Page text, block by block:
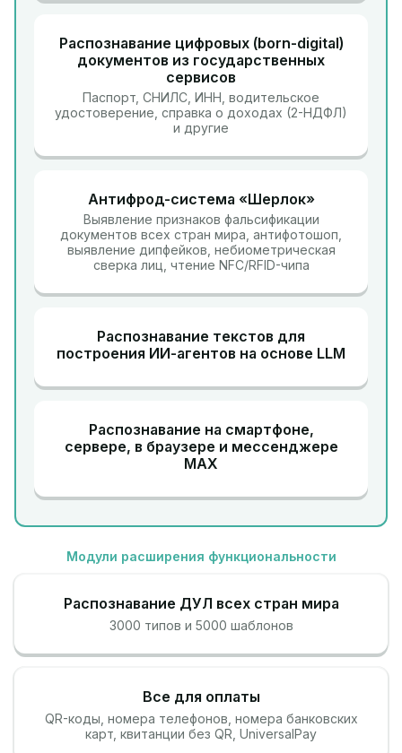
Распознавание цифровых (born-digital)
документов из государственных
сервисов
Паспорт, СНИЛС, ИНН, водительское
удостоверение, справка о доходах (2-НДФЛ)
и другие
Антифрод-система «Шерлок»
Выявление признаков фальсификации
документов всех стран мира, антифотошоп,
выявление дипфейков, небиометрическая
сверка лиц, чтение NFC/RFID-чипа
Распознавание текстов для
построения ИИ-агентов на основе LLM
Распознавание на смартфоне,
сервере, в браузере и мессенджере
MAX
Модули расширения функциональности
Распознавание ДУЛ всех стран мира
3000 типов и 5000 шаблонов
Все для оплаты
QR-коды, номера телефонов, номера банковских
карт, квитанции без QR, UniversalPay